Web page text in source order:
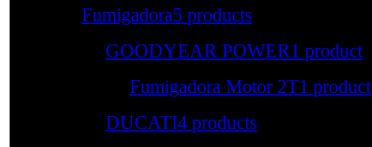
Fumigadora5 products
GOODYEAR POWER1 product
Fumigadora Motor 2T1 product
DUCATI4 products